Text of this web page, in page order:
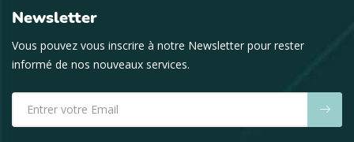
Newsletter
Vous pouvez vous inscrire à notre Newsletter pour rester
informé de nos nouveaux services.